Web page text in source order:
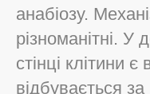
анабіозу.
різноманітні. У
стінці клітини
відбувається